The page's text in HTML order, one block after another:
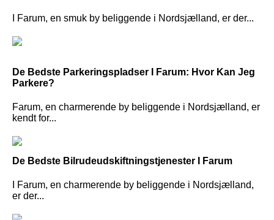
I Farum, en smuk by beliggende i Nordsjælland, er der...
De Bedste Parkeringspladser I Farum: Hvor Kan Jeg
Parkere?
Farum, en charmerende by beliggende i Nordsjælland, er
kendt for...
De Bedste Bilrudeudskiftningstjenester I Farum
I Farum, en charmerende by beliggende i Nordsjælland,
er der...